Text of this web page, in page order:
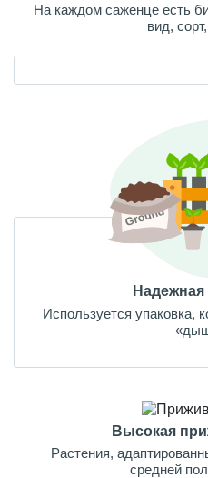
На каждом саженце есть
вид,
Надежная
Используется упаковка,
Высокая
Растения,
средней